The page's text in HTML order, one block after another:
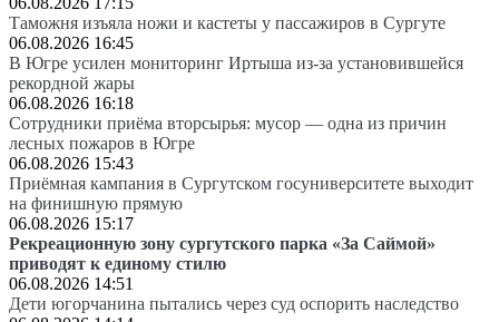
Таможня изъяла ножи и кастеты у пассажиров в Сургуте
06.08.2026 16:45
В Югре усилен мониторинг Иртыша из-за установившейся
рекордной жары
06.08.2026 16:18
Сотрудники приёма вторсырья: мусор — одна из причин
лесных пожаров в Югре
06.08.2026 15:43
Приёмная кампания в Сургутском госуниверситете выходит
на финишную прямую
06.08.2026 15:17
Рекреационную зону сургутского парка «За Саймой»
приводят к единому стилю
06.08.2026 14:51
Дети югорчанина пытались через суд оспорить наследство